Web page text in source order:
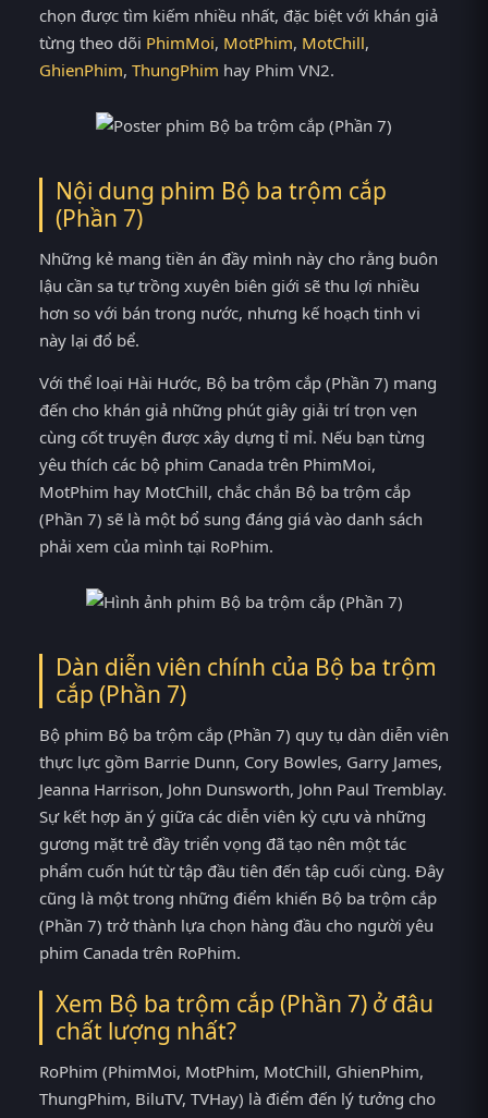
chọn được tìm kiếm nhiều nhất, đặc biệt với khán giả
từng theo dõi PhimMoi, MotPhim, MotChill,
GhienPhim, ThungPhim hay Phim VN2.
Nội dung phim Bộ ba trộm cắp
(Phần 7)
Những kẻ mang tiền án đầy mình này cho rằng buôn
lậu cần sa tự trồng xuyên biên giới sẽ thu lợi nhiều
hơn so với bán trong nước, nhưng kế hoạch tinh vi
này lại đổ bể.
Với thể loại Hài Hước, Bộ ba trộm cắp (Phần 7) mang
đến cho khán giả những phút giây giải trí trọn vẹn
cùng cốt truyện được xây dựng tỉ mỉ. Nếu bạn từng
yêu thích các bộ phim Canada trên PhimMoi,
MotPhim hay MotChill, chắc chắn Bộ ba trộm cắp
(Phần 7) sẽ là một bổ sung đáng giá vào danh sách
phải xem của mình tại RoPhim.
Dàn diễn viên chính của Bộ ba trộm
cắp (Phần 7)
Bộ phim Bộ ba trộm cắp (Phần 7) quy tụ dàn diễn viên
thực lực gồm Barrie Dunn, Cory Bowles, Garry James,
Jeanna Harrison, John Dunsworth, John Paul Tremblay.
Sự kết hợp ăn ý giữa các diễn viên kỳ cựu và những
gương mặt trẻ đầy triển vọng đã tạo nên một tác
phẩm cuốn hút từ tập đầu tiên đến tập cuối cùng. Đây
cũng là một trong những điểm khiến Bộ ba trộm cắp
(Phần 7) trở thành lựa chọn hàng đầu cho người yêu
phim Canada trên RoPhim.
Xem Bộ ba trộm cắp (Phần 7) ở đâu
chất lượng nhất?
RoPhim (PhimMoi, MotPhim, MotChill, GhienPhim,
ThungPhim, BiluTV, TVHay) là điểm đến lý tưởng cho